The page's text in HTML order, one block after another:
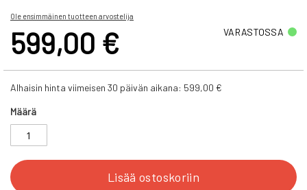
gallery
Ole ensimmäinen tuotteen arvostelija
599,00 € VARASTOSSA
Alhaisin hinta viimeisen 30 päivän aikana: 599,00 €
Määrä
Lisää ostoskoriin